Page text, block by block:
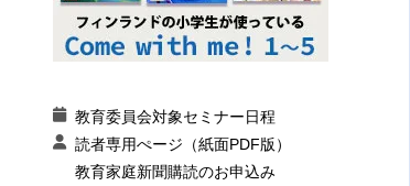
教育委員会対象セミナー日程
読者専用ぺージ（紙面PDF版）
教育家庭新聞購読のお申込み